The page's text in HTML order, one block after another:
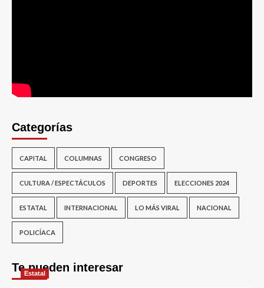
Categorías
CAPITAL COLUMNAS CONGRESO
CULTURA / ESPECTÁCULOS DEPORTES ELECCIONES 2024
ESTATAL INTERNACIONAL LO MÁS VIRAL NACIONAL
POLICÍACA
Te pueden interesar
Estatal